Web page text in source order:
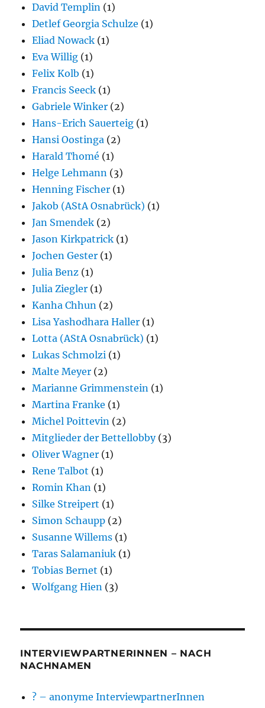
David Templin (1)
Detlef Georgia Schulze (1)
Eliad Nowack (1)
Eva Willig (1)
Felix Kolb (1)
Francis Seeck (1)
Gabriele Winker (2)
Hans-Erich Sauerteig (1)
Hansi Oostinga (2)
Harald Thomé (1)
Helge Lehmann (3)
Henning Fischer (1)
Jakob (AStA Osnabrück) (1)
Jan Smendek (2)
Jason Kirkpatrick (1)
Jochen Gester (1)
Julia Benz (1)
Julia Ziegler (1)
Kanha Chhun (2)
Lisa Yashodhara Haller (1)
Lotta (AStA Osnabrück) (1)
Lukas Schmolzi (1)
Malte Meyer (2)
Marianne Grimmenstein (1)
Martina Franke (1)
Michel Poittevin (2)
Mitglieder der Bettellobby(3)
Oliver Wagner (1)
Rene Talbot (1)
Romin Khan (1)
Silke Streipert (1)
Simon Schaupp (2)
Susanne Willems (1)
Taras Salamaniuk (1)
Tobias Bernet (1)
Wolfgang Hien (3)
INTERVIEWPARTNERINNEN – NACH
NACHNAMEN
? – anonyme InterviewpartnerInnen